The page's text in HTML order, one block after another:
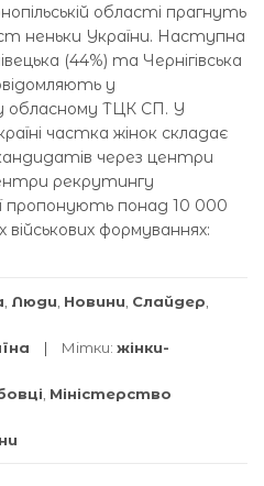
області прагнуть
неньки України. Наступна
(44%) та Чернігівська
у
обласному ТЦК СП. У
частка жінок складає
через центри
рекрутингу
пропонують понад 10 000
військових формуваннях:
Люди Новини Слайдер
Мітки: жінки-
Міністерство